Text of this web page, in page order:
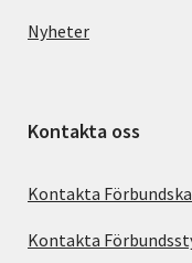
Nyheter
Kontakta oss
Kontakta
Kontakta